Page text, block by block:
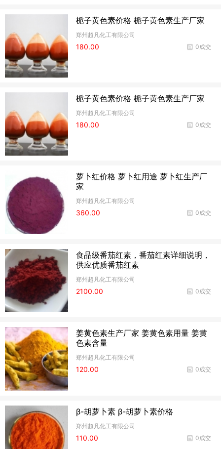
栀子黄色素价格 栀子黄色素生产厂家
郑州超凡化工有限公司
0成交
180.00
栀子黄色素价格 栀子黄色素生产厂家
郑州超凡化工有限公司
0成交
180.00
萝卜红价格 萝卜红用途 萝卜红生产厂
家
郑州超凡化工有限公司
0成交
360.00
食品级番茄红素，番茄红素详细说明，
供应优质番茄红素
郑州超凡化工有限公司
0成交
2100.00
姜黄色素生产厂家 姜黄色素用量 姜黄
色素含量
郑州超凡化工有限公司
0成交
120.00
β-胡萝卜素 β-胡萝卜素价格
郑州超凡化工有限公司
0成交
110.00